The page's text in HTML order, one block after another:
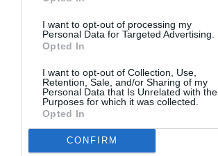
I want to opt-out of processing my
Personal Data for Targeted Advertising.
Opted In
I want to opt-out of Collection, Use,
Retention, Sale, and/or Sharing of my
Personal Data that Is Unrelated with the
Purposes for which it was collected.
Opted In
CONFIRM